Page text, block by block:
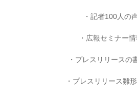
記者100人の
広報セミナー情
プレスリリースの
プレスリリース雛